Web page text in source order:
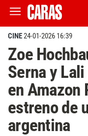
CINE24-01-2026 16:39
Zoe
Serna y
en Amazon
estreno de
argentina